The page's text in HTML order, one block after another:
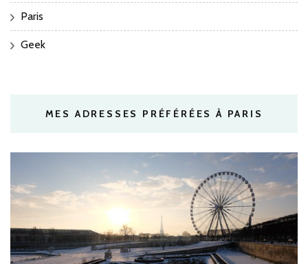
Paris
Geek
MES ADRESSES PRÉFÉRÉES À PARIS